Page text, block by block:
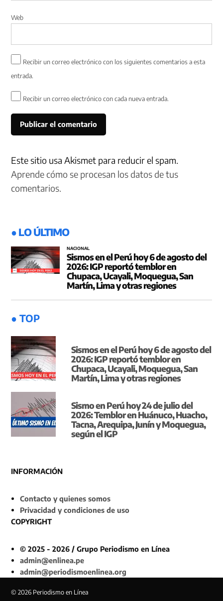
Web
Recibir un correo electrónico con los siguientes comentarios a esta
entrada.
Recibir un correo electrónico con cada nueva entrada.
Este sitio usa Akismet para reducir el spam.
Aprende cómo se procesan los datos de tus
comentarios.
● LO ÚLTIMO
NACIONAL
Sismos en el Perú hoy 6 de agosto del
2026: IGP reportó temblor en
Chupaca, Ucayali, Moquegua, San
Martín, Lima y otras regiones
● TOP
Sismos en el Perú hoy 6 de agosto del
2026: IGP reportó temblor en
Chupaca, Ucayali, Moquegua, San
Martín, Lima y otras regiones
Sismo en Perú hoy 24 de julio del
2026: Temblor en Huánuco, Huacho,
Tacna, Arequipa, Junín y Moquegua,
según el IGP
INFORMACIÓN
Contacto y quienes somos
Privacidad y condiciones de uso
COPYRIGHT
© 2025 - 2026 / Grupo Periodismo en Línea
admin@enlinea.pe
admin@periodismoenlinea.org
© 2026 Periodismo en Línea